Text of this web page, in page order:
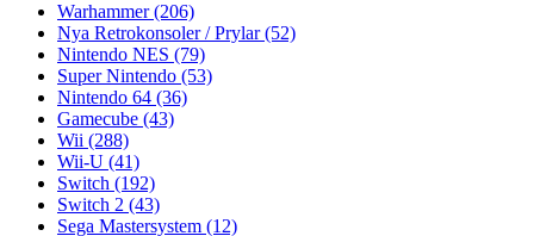
Warhammer(206)
Nya Retrokonsoler / Prylar(52)
Nintendo NES (79)
Super Nintendo (53)
Nintendo 64 (36)
Gamecube (43)
Wii (288)
Wii-U (41)
Switch (192)
Switch 2 (43)
Sega Mastersystem (12)